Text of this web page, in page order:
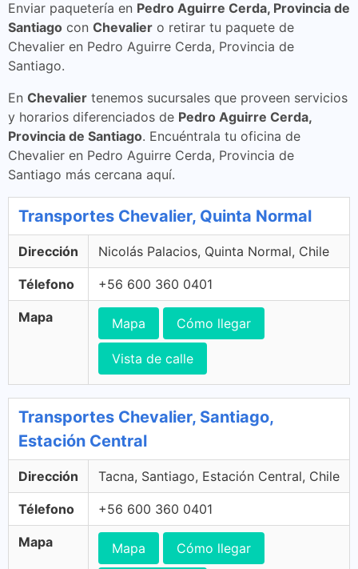
Enviar paquetería en Pedro Aguirre Cerda, Provincia de
Santiago con Chevalier o retirar tu paquete de
Chevalier en Pedro Aguirre Cerda, Provincia de
Santiago.
En Chevalier tenemos sucursales que proveen servicios
y horarios diferenciados de Pedro Aguirre Cerda,
Provincia de Santiago. Encuéntrala tu oficina de
Chevalier en Pedro Aguirre Cerda, Provincia de
Santiago más cercana aquí.
Transportes Chevalier, Quinta Normal
Dirección Nicolás Palacios, Quinta Normal, Chile
Télefono +56 600 360 0401
Mapa Mapa Cómo llegar
Vista de calle
Transportes Chevalier, Santiago,
Estación Central
Dirección Tacna, Santiago, Estación Central, Chile
Télefono +56 600 360 0401
Mapa Mapa Cómo llegar